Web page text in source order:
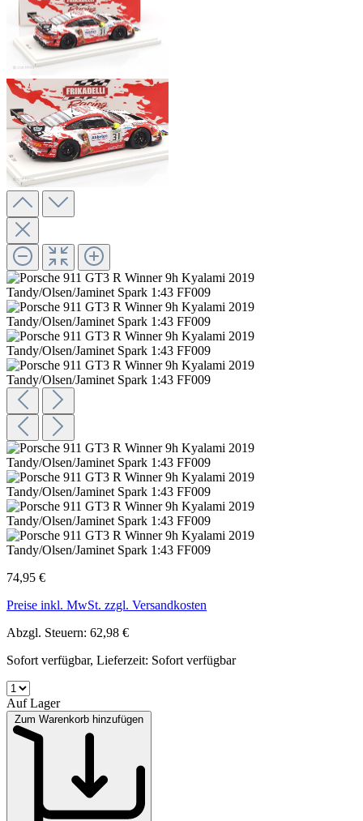
74,95 €
Preise inkl. MwSt. zzgl. Versandkosten
Abzgl. Steuern: 62,98 €
Sofort verfügbar, Lieferzeit: Sofort verfügbar
Auf Lager
Zum Warenkorb hinzufügen